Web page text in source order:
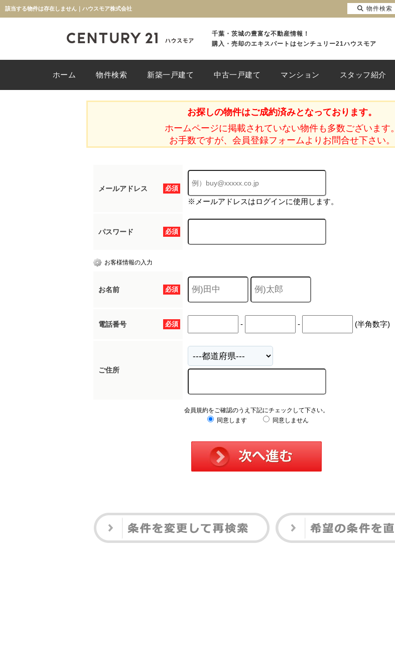
該当する物件は存在しません｜ハウスモア株式会社
千葉・茨城の豊富な不動産情報！
購入・売却のエキスパートはセンチュリー21ハウスモア
ホーム 物件検索 新築一戸建て 中古一戸建て マンション スタッフ紹介
お探しの物件はご成約済みとなっております。
ホームページに掲載されていない物件も多数ございます。
お手数ですが、会員登録フォームよりお問合せ下さい。
必須
メールアドレス
※メールアドレスはログインに使用します。
必須
パスワード
お客様情報の入力
必須
お名前
必須
電話番号 - - (半角数字)
ご住所
会員規約をご確認のうえ下記にチェックして下さい。
同意します
同意しません
物件検索